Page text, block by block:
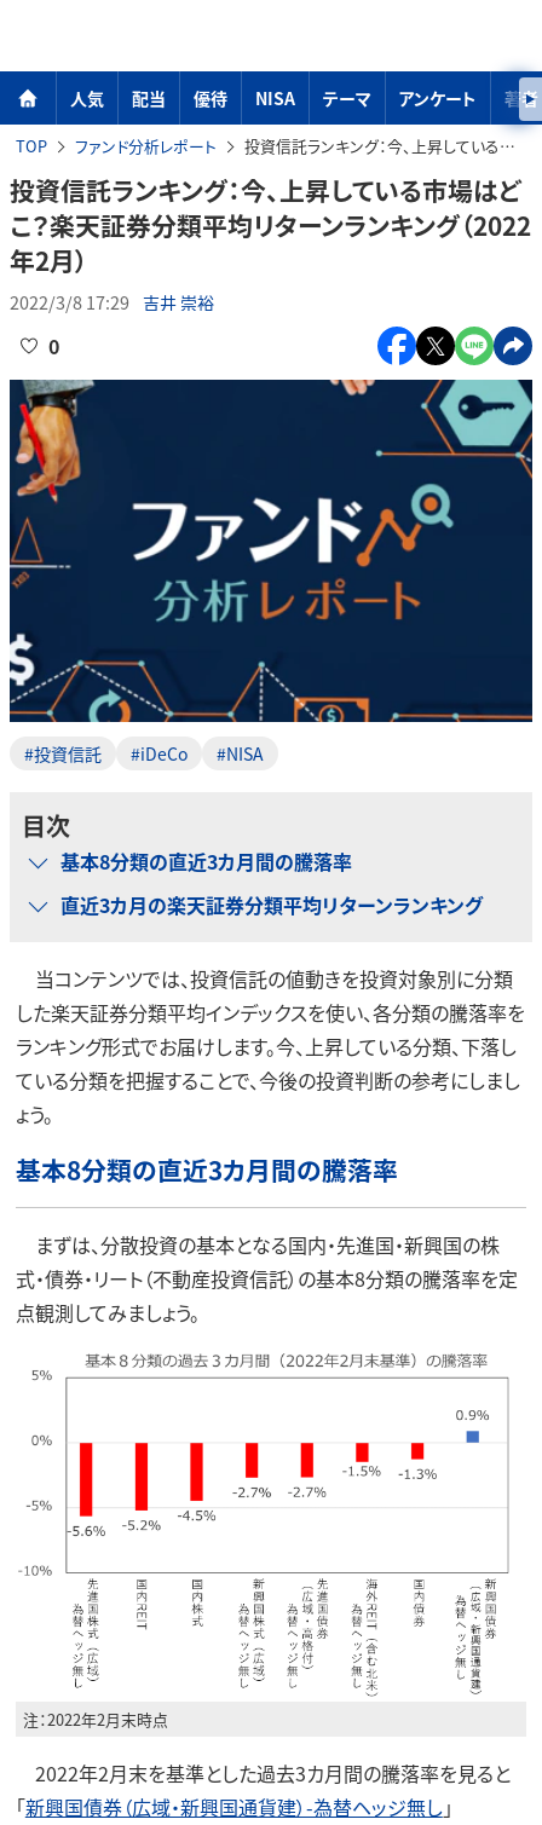
人気 配当 優待 NISA テーマ アンケート 著者
TOP ファンド分析レポート 投資信託ランキング：今、上昇している市場はどこ？楽天証券分類平均リターンランキング（2022年2月）
投資信託ランキング：今、上昇している市場はど
こ？楽天証券分類平均リターンランキング（2022
年2月）
2022/3/8 17:29 吉井 崇裕
0
#投資信託 #iDeCo #NISA
目次
基本8分類の直近3カ月間の騰落率
直近3カ月の楽天証券分類平均リターンランキング
当コンテンツでは、投資信託の値動きを投資対象別に分類
した楽天証券分類平均インデックスを使い、各分類の騰落率を
ランキング形式でお届けします。今、上昇している分類、下落し
ている分類を把握することで、今後の投資判断の参考にしまし
ょう。
基本8分類の直近3カ月間の騰落率
まずは、分散投資の基本となる国内・先進国・新興国の株
式・債券・リート（不動産投資信託）の基本8分類の騰落率を定
点観測してみましょう。
注：2022年2月末時点
2022年2月末を基準とした過去3カ月間の騰落率を見ると
「新興国債券（広域・新興国通貨建）-為替ヘッジ無し」